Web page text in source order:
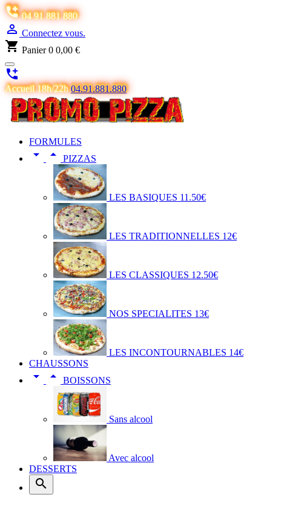
04 91 881 880
 Connectez vous.
shopping_cart Panier 0 0,00 €

Accueil 18h/22h04.91.881.880
FORMULES
  PIZZAS
LES BASIQUES 11.50€
LES TRADITIONNELLES 12€
LES CLASSIQUES 12.50€
NOS SPECIALITES 13€
LES INCONTOURNABLES 14€
CHAUSSONS
  BOISSONS
Sans alcool
Avec alcool
DESSERTS
